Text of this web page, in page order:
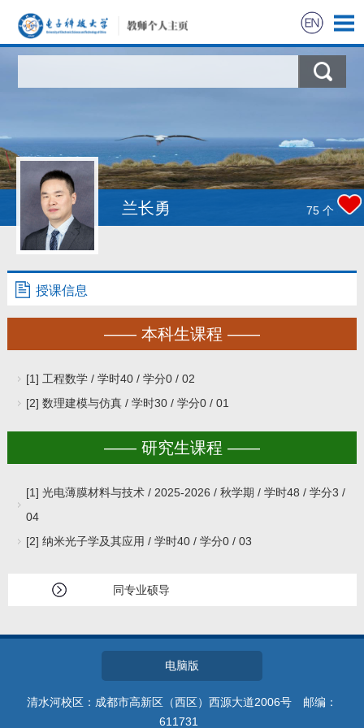
兰长勇 75 个
授课信息
—— 本科生课程 ——
[1] 工程数学 / 学时40 / 学分0 / 02
[2] 数理建模与仿真 / 学时30 / 学分0 / 01
—— 研究生课程 ——
[1] 光电薄膜材料与技术 / 2025-2026 / 秋学期 / 学时48 / 学分3 /
04
[2] 纳米光子学及其应用 / 学时40 / 学分0 / 03
同专业硕导
电脑版
清水河校区：成都市高新区（西区）西源大道2006号 邮编：
611731